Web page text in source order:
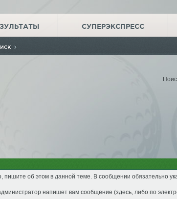
СУПЕРЭКСПРЕСС
об этом в данной теме. В сообщении обязательно
напишет вам сообщение (здесь, либо по